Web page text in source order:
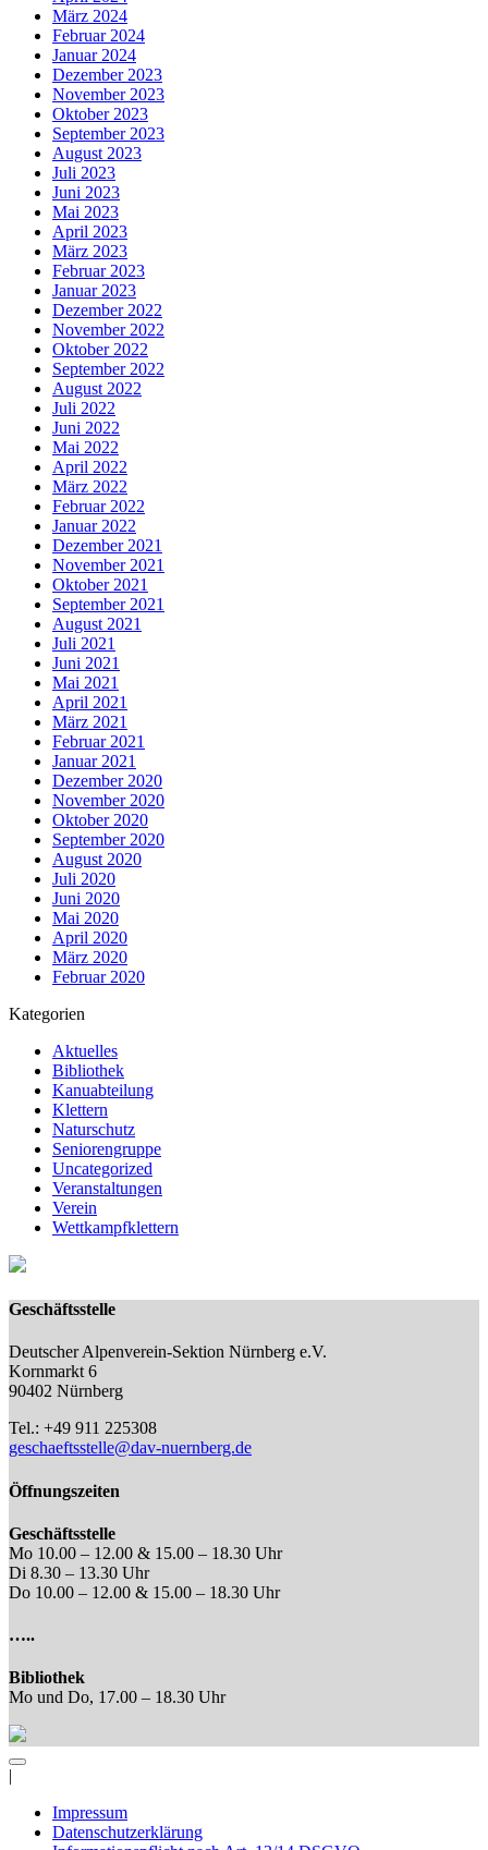
März 2024
Februar 2024
Januar 2024
Dezember 2023
November 2023
Oktober 2023
September 2023
August 2023
Juli 2023
Juni 2023
Mai 2023
April 2023
März 2023
Februar 2023
Januar 2023
Dezember 2022
November 2022
Oktober 2022
September 2022
August 2022
Juli 2022
Juni 2022
Mai 2022
April 2022
März 2022
Februar 2022
Januar 2022
Dezember 2021
November 2021
Oktober 2021
September 2021
August 2021
Juli 2021
Juni 2021
Mai 2021
April 2021
März 2021
Februar 2021
Januar 2021
Dezember 2020
November 2020
Oktober 2020
September 2020
August 2020
Juli 2020
Juni 2020
Mai 2020
April 2020
März 2020
Februar 2020
Kategorien
Aktuelles
Bibliothek
Kanuabteilung
Klettern
Naturschutz
Seniorengruppe
Uncategorized
Veranstaltungen
Verein
Wettkampfklettern
Geschäftsstelle
Deutscher Alpenverein-Sektion Nürnberg e.V.
Kornmarkt 6
90402 Nürnberg
Tel.: +49 911 225308
geschaeftsstelle@dav-nuernberg.de
Öffnungszeiten
Geschäftsstelle
Mo 10.00 – 12.00 & 15.00 – 18.30 Uhr
Di 8.30 – 13.30 Uhr
Do 10.00 – 12.00 & 15.00 – 18.30 Uhr
…..
Bibliothek
Mo und Do, 17.00 – 18.30 Uhr
Impressum
Datenschutzerklärung